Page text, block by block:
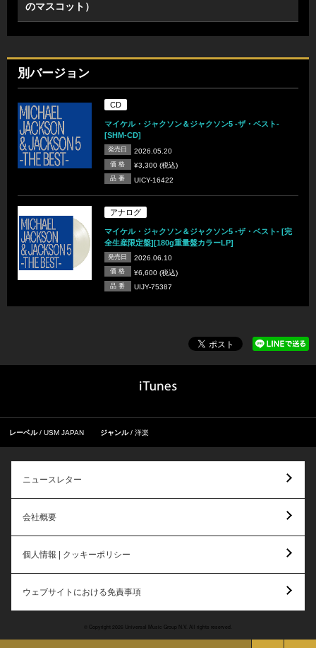
のマスコット）
別バージョン
CD
マイケル・ジャクソン＆ジャクソン5 -ザ・ベスト-
[SHM-CD]
発売日 2026.05.20
価 格 ¥3,300 (税込)
品 番 UICY-16422
アナログ
マイケル・ジャクソン＆ジャクソン5 -ザ・ベスト- [完
全生産限定盤][180g重量盤カラーLP]
発売日 2026.06.10
価 格 ¥6,600 (税込)
品 番 UIJY-75387
レーベル USM JAPAN ジャンル 洋楽
ニュースレター
会社概要
個人情報 | クッキーポリシー
ウェブサイトにおける免責事項
© Copyright 2026 Universal Music Group N.V. All rights reserved.